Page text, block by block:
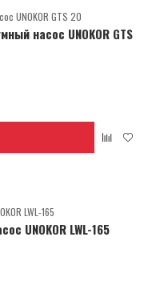
насос UNOKOR GTS
UNOKOR LWL-165